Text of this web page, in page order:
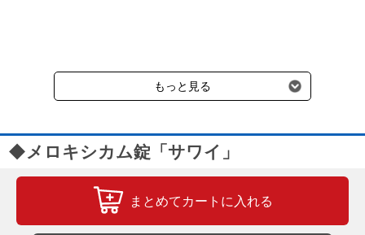
受けます。
もっと見る
◆メロキシカム錠「サワイ」
まとめてカートに入れる